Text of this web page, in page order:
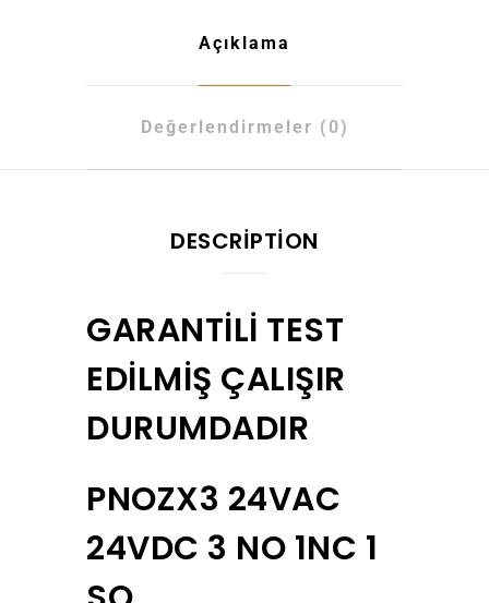
Açıklama
Değerlendirmeler (0)
DESCRIPTION
GARANTİLİ TEST
EDİLMİŞ ÇALIŞIR
DURUMDADIR
PNOZX3 24VAC
24VDC 3 NO 1NC 1